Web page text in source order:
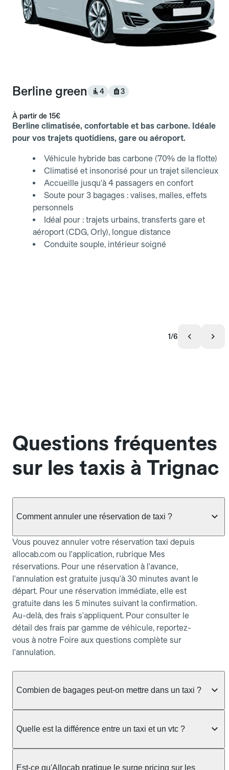
Berline green 4 3
À partir de 15€
Berline climatisée, confortable et bas carbone. Idéale
pour vos trajets quotidiens, gare ou aéroport.
Véhicule hybride bas carbone (70% de la flotte)
Climatisé et insonorisé pour un trajet silencieux
Accueille jusqu'à 4 passagers en confort
Soute pour 3 bagages : valises, malles, effets
personnels
Idéal pour : trajets urbains, transferts gare et
aéroport (CDG, Orly), longue distance
Conduite souple, intérieur soigné
1/6
Questions fréquentes
sur les taxis à Trignac
Comment annuler une réservation de taxi ?
Vous pouvez annuler votre réservation taxi depuis
allocab.com ou l'application, rubrique Mes
réservations. Pour une réservation à l'avance,
l'annulation est gratuite jusqu'à 30 minutes avant le
départ. Pour une réservation immédiate, elle est
gratuite dans les 5 minutes suivant la confirmation.
Au-delà, des frais s'appliquent. Pour consulter le
détail des frais par gamme de véhicule, reportez-
vous à notre Foire aux questions complète sur
l'annulation.
Combien de bagages peut-on mettre dans un taxi ?
taxi berline accueille en général jusqu'à 3 bagages
ou nombreux, précisez-le dans le champ "Message
au chauffeur" lors de la réservation. Le prix n'est
Quelle est la différence entre un taxi et un vtc ?
prendre en charge directement dans la rue, à une
Est-ce qu'Allocab pratique le surge pricing sur les